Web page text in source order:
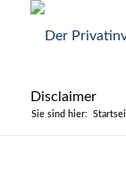
Disclaimer
Sie sind hier: